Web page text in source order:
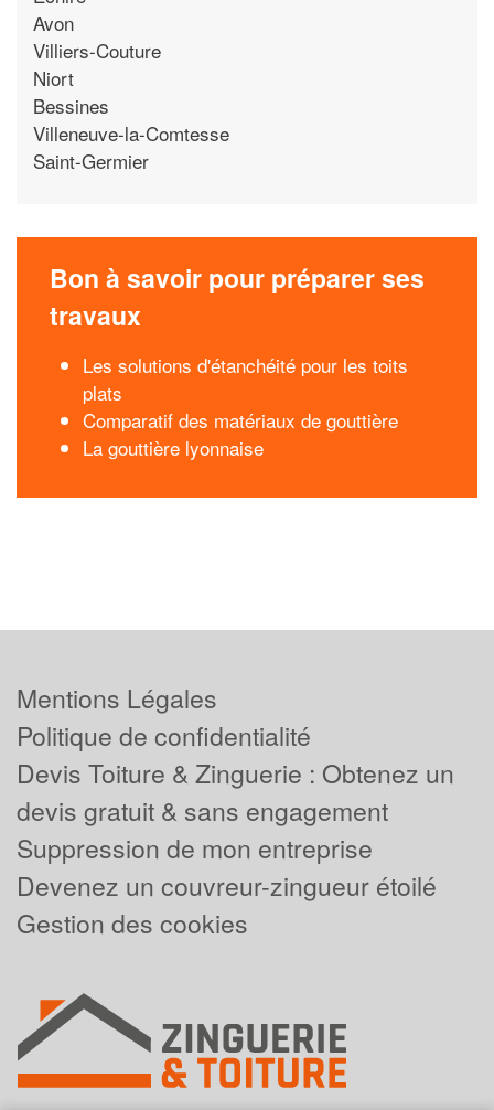
Avon
Villiers-Couture
Niort
Bessines
Villeneuve-la-Comtesse
Saint-Germier
Bon à savoir pour préparer ses
travaux
Les solutions d'étanchéité pour les toits
plats
Comparatif des matériaux de gouttière
La gouttière lyonnaise
Mentions Légales
Politique de confidentialité
Devis Toiture & Zinguerie : Obtenez un
devis gratuit & sans engagement
Suppression de mon entreprise
Devenez un couvreur-zingueur étoilé
Gestion des cookies